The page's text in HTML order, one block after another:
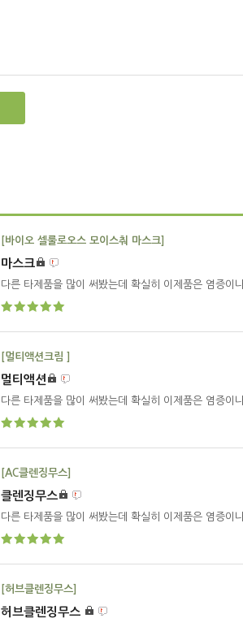
[바이오 셀룰로오스 모이스춰 마스크]
마스크
다른 타제품을 많이 써봤는데 확실히 이제품은 염증이
[멀티액션크림 ]
멀티액션
다른 타제품을 많이 써봤는데 확실히 이제품은 염증이
[AC클렌징무스]
클렌징무스
다른 타제품을 많이 써봤는데 확실히 이제품은 염증이
[허브클렌징무스]
허브클렌징무스